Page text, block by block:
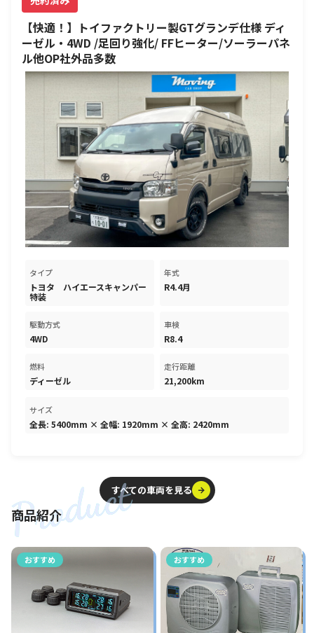
【快適！】トイファクトリー製GTグランデ仕様 ディ
ーゼル・4WD /足回り強化/ FFヒーター/ソーラーパネ
ル他OP社外品多数
タイプ
トヨタ ハイエースキャンパー
特装
年式
R4.4月
駆動方式
4WD
車検
R8.4
燃料
ディーゼル
走行距離
21,200km
サイズ
全長: 5400mm × 全幅: 1920mm × 全高: 2420mm
すべての車両を見る
すべての車両を見る
商品紹介
おすすめ おすすめ